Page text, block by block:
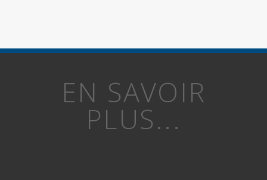
EN SAVOIR
PLUS...